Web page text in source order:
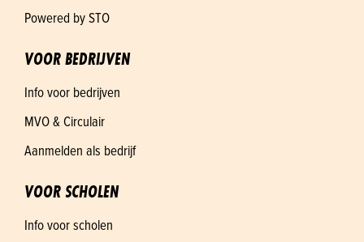
Powered by STO
VOOR BEDRIJVEN
Info voor bedrijven
MVO & Circulair
Aanmelden als bedrijf
VOOR SCHOLEN
Info voor scholen